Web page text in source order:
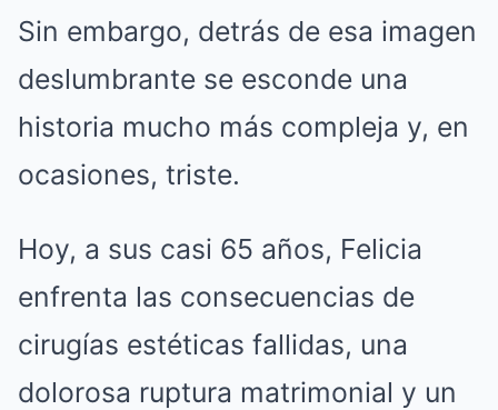
Sin embargo, detrás de esa imagen
deslumbrante se esconde una
historia mucho más compleja y, en
ocasiones, triste.
Hoy, a sus casi 65 años, Felicia
enfrenta las consecuencias de
cirugías estéticas fallidas, una
dolorosa ruptura matrimonial y un